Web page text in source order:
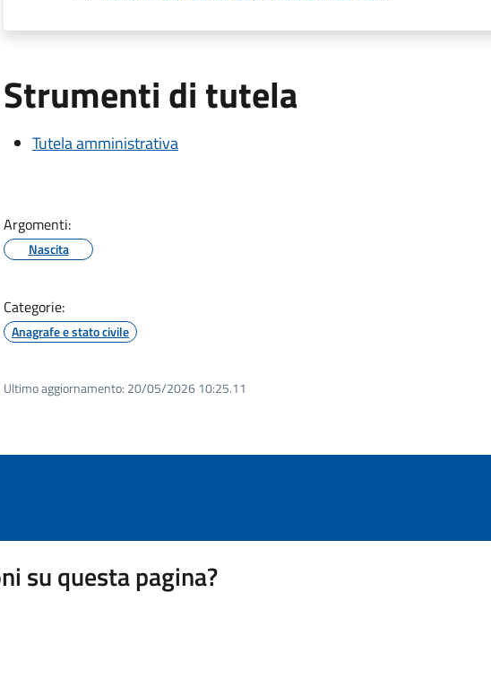
Strumenti di tutela
Tutela amministrativa
Argomenti:
Nascita
Categorie:
Anagrafe e stato civile
Ultimo aggiornamento: 20/05/2026 10:25.11
su questa pagina?